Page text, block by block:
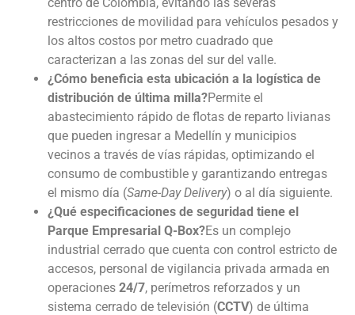
restricciones de movilidad para vehículos pesados y
los altos costos por metro cuadrado que
caracterizan a las zonas del sur del valle.
¿Cómo beneficia esta ubicación a la logística de
distribución de última milla?Permite el
abastecimiento rápido de flotas de reparto livianas
que pueden ingresar a Medellín y municipios
vecinos a través de vías rápidas, optimizando el
consumo de combustible y garantizando entregas
el mismo día (Same-Day Delivery) o al día siguiente.
¿Qué especificaciones de seguridad tiene el
Parque Empresarial Q-Box?Es un complejo
industrial cerrado que cuenta con control estricto de
accesos, personal de vigilancia privada armada en
operaciones 24/7, perímetros reforzados y un
sistema cerrado de televisión (CCTV) de última